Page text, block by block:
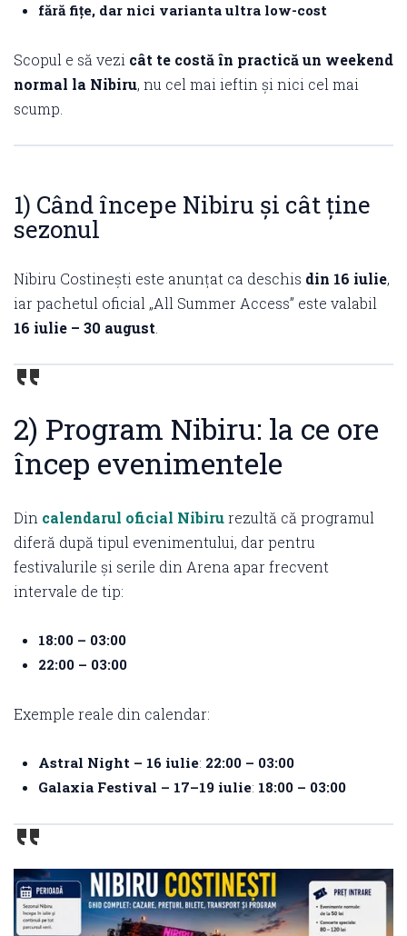
fără fițe, dar nici varianta ultra low-cost
Scopul e să vezi cât te costă în practică un weekend
normal la Nibiru, nu cel mai ieftin și nici cel mai
scump.
1) Când începe Nibiru și cât ține
sezonul
Nibiru Costinești este anunțat ca deschis din 16 iulie,
iar pachetul oficial „All Summer Access” este valabil
16 iulie – 30 august
2) Program Nibiru: la ce ore
încep evenimentele
Din calendarul oficial Nibirurezultă că programul
diferă după tipul evenimentului, dar pentru
festivalurile și serile din Arena apar frecvent
intervale de tip:
18:00 – 03:00
22:00 – 03:00
Exemple reale din calendar:
Astral Night – 16 iulie: 22:00 – 03:00
Galaxia Festival – 17–19 iulie: 18:00 – 03:00